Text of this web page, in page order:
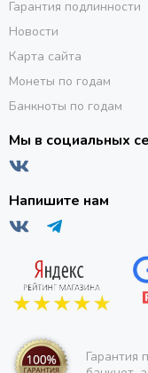
Гарантия подлинности
Новости
Карта сайта
Монеты по годам
Банкноты по годам
Мы в социальных
Напишите нам
Гарантия